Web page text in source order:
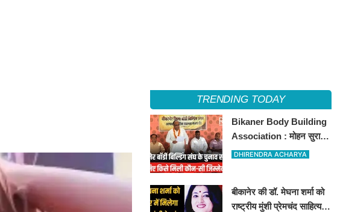
TRENDING TODAY
Bikaner Body Building
Association : मोहन सुराणा
बने अध्यक्ष; अरुण व्यास सचिव
DHIRENDRA ACHARYA
बीकानेर की डॉ. मेघना शर्मा को
राष्ट्रीय मुंशी प्रेमचंद साहित्य